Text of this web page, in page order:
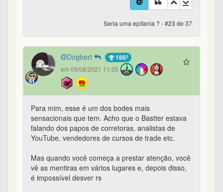
Seria uma epifania ? - #23 de 37
Dogbert 186º
em 09/08/2021 11:35
Para mim, esse é um dos bodes mais
sensacionais que tem. Acho que o Bastter estava
falando dos papos de corretoras, analistas de
YouTube, vendedores de cursos de trade etc.
Mas quando você começa a prestar atenção, você
vê as mentiras em vários lugares e, depois disso,
é impossível desver rs